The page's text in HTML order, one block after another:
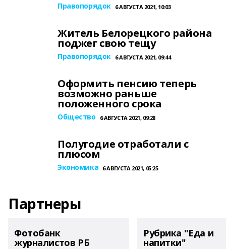
Правопорядок 6 АВГУСТА 2021, 10:03
Житель Белорецкого района
поджег свою тещу
Правопорядок 6 АВГУСТА 2021, 09:44
Оформить пенсию теперь
возможно раньше
положенного срока
Общество 6 АВГУСТА 2021, 09:28
Полугодие отработали с
плюсом
Экономика 6 АВГУСТА 2021, 05:25
Партнеры
Фотобанк
журналистов РБ
Рубрика "Еда и
напитки"